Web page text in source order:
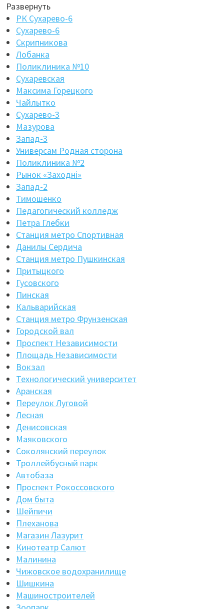
Развернуть
РК Сухарево-6
Сухарево-6
Скрипникова
Лобанка
Поликлиника №10
Сухаревская
Максима Горецкого
Чайлытко
Сухарево-3
Мазурова
Запад-3
Универсам Родная сторона
Поликлиника №2
Рынок «Заходнi»
Запад-2
Тимошенко
Педагогический колледж
Петра Глебки
Станция метро Спортивная
Данилы Сердича
Станция метро Пушкинская
Притыцкого
Гусовского
Пинская
Кальварийская
Станция метро Фрунзенская
Городской вал
Проспект Независимости
Площадь Независимости
Вокзал
Технологический университет
Аранская
Переулок Луговой
Лесная
Денисовская
Маяковского
Соколянский переулок
Троллейбусный парк
Автобаза
Проспект Рокоссовского
Дом быта
Шейпичи
Плеханова
Магазин Лазурит
Кинотеатр Салют
Малинина
Чижовское водохранилище
Шишкина
Машиностроителей